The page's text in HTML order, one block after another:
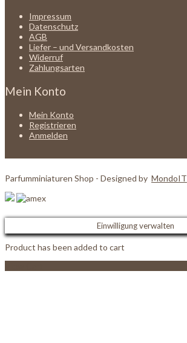
Impressum
Datenschutz
AGB
Liefer – und Versandkosten
Widerruf
Zahlungsarten
Mein Konto
Mein Konto
Registrieren
Anmelden
Parfumminiaturen Shop - Designed by MondoIT
Einwilligung verwalten
Product has been added to cart